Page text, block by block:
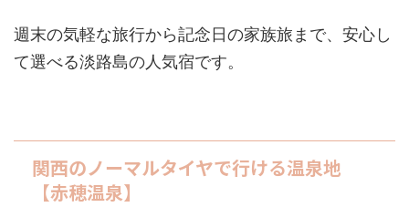
週末の気軽な旅行から記念日の家族旅まで、安心し
て選べる淡路島の人気宿です。
関西のノーマルタイヤで行ける温泉地
【赤穂温泉】